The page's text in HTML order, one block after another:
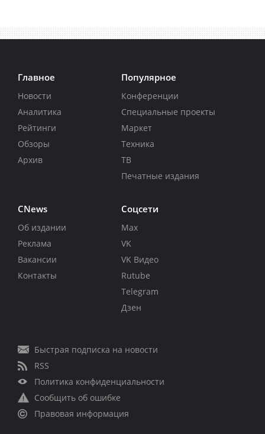
Главное
Новости
Аналитика
Рейтинги
Обзоры
Архив
Популярное
Конференции
Специальные проекты
Маркет
Техника
ТВ
Печатные издания
CNews
Об издании
Реклама
Вакансии
Контакты
Соцсети
Max
VK
VK Видео
Rutube
Telegram
Дзен
Быстрая подписка на новости
RSS
Политика конфиденциальности
Сообщить об ошибке
Правовая информация